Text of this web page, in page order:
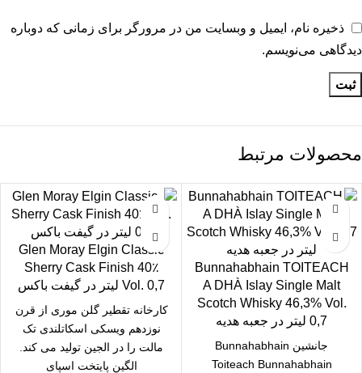
ذخیره نام، ایمیل و وبسایت من در مرورگر برای زمانی که دوباره
دیدگاهی می‌نویسم.
محصولات مرتبط
Bunnahabhain TOITEACH
A DHÀ Islay Single Malt
Scotch Whisky 46,3% Vol.
0,7 لیتر در جعبه هدیه
جانشین Bunnahabhain
Toiteach Bunnahabhain
Glen Moray Elgin Classic
Sherry Cask Finish 40٪
Vol. 0,7 لیتر در گیفت باکس
کارخانه تقطیر گلن موری از قرن
نوزدهم ویسکی اسکاتلندی تک
مالت را در الجین تولید می کند.
الگین پایتخت اسپای